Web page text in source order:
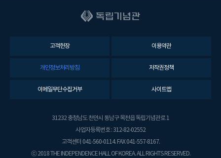
고객헌장 이용약관
개인정보처리방침 저작권정책
이메일무단수집거부 사이트맵
31232 충청남도 천안시 동남구 목천읍 독립기념관로 1
사업자등록번호 : 312-82-02552
고객센터 041-560-0114. FAX 041-557-8167.
ⓒ 2018 THE INDEPENDENCE HALL OF KOREA. ALL RIGHTS RESERVED.